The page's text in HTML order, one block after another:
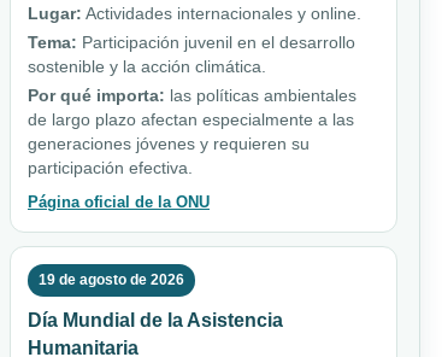
Lugar: Actividades internacionales y online.
Tema: Participación juvenil en el desarrollo
sostenible y la acción climática.
Por qué importa: las políticas ambientales
de largo plazo afectan especialmente a las
generaciones jóvenes y requieren su
participación efectiva.
Página oficial de la ONU
19 de agosto de 2026
Día Mundial de la Asistencia
Humanitaria